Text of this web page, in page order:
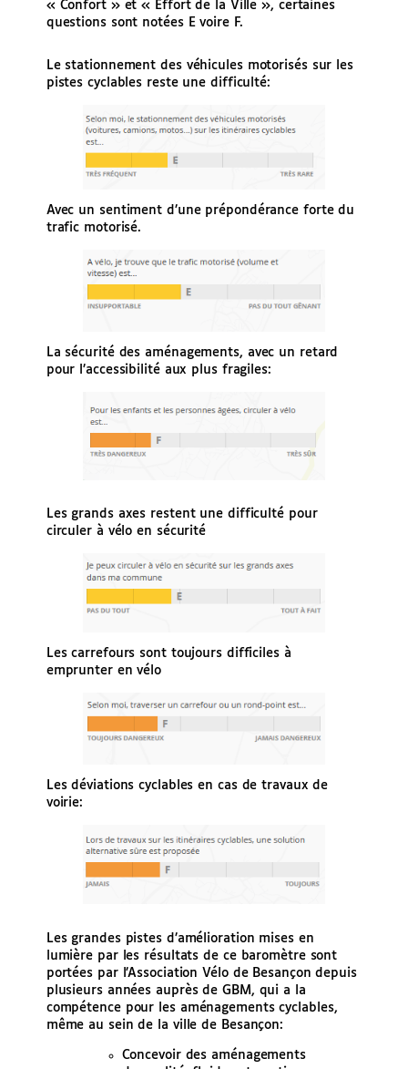
« Confort » et « Effort de la Ville », certaines
questions sont notées E voire F.
Le stationnement des véhicules motorisés sur les
pistes cyclables reste une difficulté:
Avec un sentiment d’une prépondérance forte du
trafic motorisé.
La sécurité des aménagements, avec un retard
pour l’accessibilité aux plus fragiles:
Les grands axes restent une difficulté pour
circuler à vélo en sécurité
Les carrefours sont toujours difficiles à
emprunter en vélo
Les déviations cyclables en cas de travaux de
voirie:
Les grandes pistes d’amélioration mises en
lumière par les résultats de ce baromètre sont
portées par l’Association Vélo de Besançon depuis
plusieurs années auprès de GBM, qui a la
compétence pour les aménagements cyclables,
même au sein de la ville de Besançon:
Concevoir des aménagements